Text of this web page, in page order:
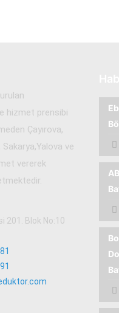
hizmet prensibi
Çayırova,
ve
vererek
201. Blok No:10